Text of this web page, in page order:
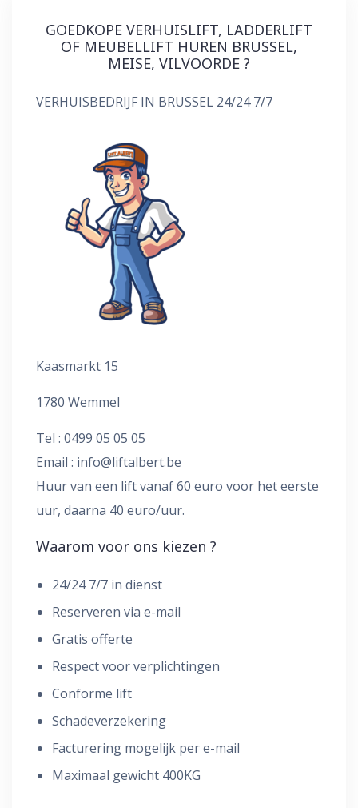
GOEDKOPE VERHUISLIFT, LADDERLIFT
OF MEUBELLIFT HUREN BRUSSEL,
MEISE, VILVOORDE ?
VERHUISBEDRIJF IN BRUSSEL 24/24 7/7
Kaasmarkt 15
1780 Wemmel
Tel : 0499 05 05 05
Email : info@liftalbert.be
Huur van een lift vanaf 60 euro voor het eerste
uur, daarna 40 euro/uur.
Waarom voor ons kiezen ?
24/24 7/7 in dienst
Reserveren via e-mail
Gratis offerte
Respect voor verplichtingen
Conforme lift
Schadeverzekering
Facturering mogelijk per e-mail
Maximaal gewicht 400KG